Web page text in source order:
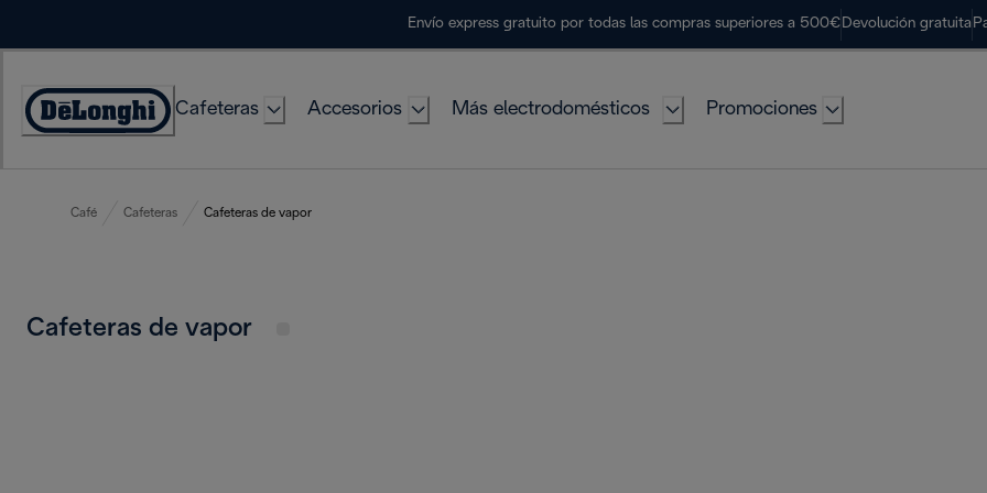
Envío express gratuito por todas las compras superiores a 500€ Devolución gratuita
Accessibility
Cafeteras Accesorios Más electrodomésticos Promociones
Café Cafeteras Cafeteras de vapor
Cafeteras de vapor